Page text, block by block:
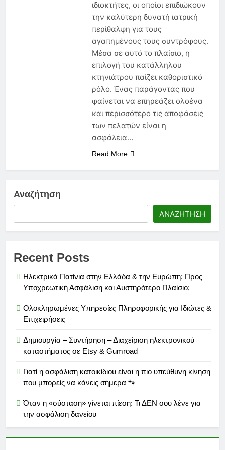
Νέα Εγκύκλιος 2026: Τι Πρέπει
να Γνωρίζει Κάθε
Ασφαλιστικός Πράκτορας
6 Μήνες Ago
Ασφάλεια Υγείας: Κόστος,
Αντιλήψεις και Προκλήσεις
στην Ελλάδα
Ασφάλιση Μεταφερόμενων
Εμπορευμάτων: Η Στρατηγική
Ασπίδα Κάθε Μεταφορικής
Επιχείρησης
6 Μήνες Ago
ιδιοκτήτες, οι οποίοι επιδιώκουν
την καλύτερη δυνατή ιατρική
περίθαλψη για τους
αγαπημένους τους συντρόφους.
Μέσα σε αυτό το πλαίσιο, η
επιλογή του κατάλληλου
κτηνιάτρου παίζει καθοριστικό
ρόλο. Ένας παράγοντας που
φαίνεται να επηρεάζει ολοένα
και περισσότερο τις αποφάσεις
των πελατών είναι η
ασφάλεια…
Read More
Αναζήτηση
ΑΝΑΖΉΤΗΣΗ
Recent Posts
Ηλεκτρικά Πατίνια στην Ελλάδα & την Ευρώπη: Προς
Υποχρεωτική Ασφάλιση και Αυστηρότερο Πλαίσιο;
Ολοκληρωμένες Υπηρεσίες Πληροφορικής για Ιδιώτες &
Επιχειρήσεις
Δημιουργία – Συντήρηση – Διαχείριση ηλεκτρονικού
καταστήματος σε Etsy & Gumroad
Γιατί η ασφάλιση κατοικίδιου είναι η πιο υπεύθυνη κίνηση
που μπορείς να κάνεις σήμερα 🐾
Όταν η «σύσταση» γίνεται πίεση: Τι ΔΕΝ σου λένε για
την ασφάλιση δανείου